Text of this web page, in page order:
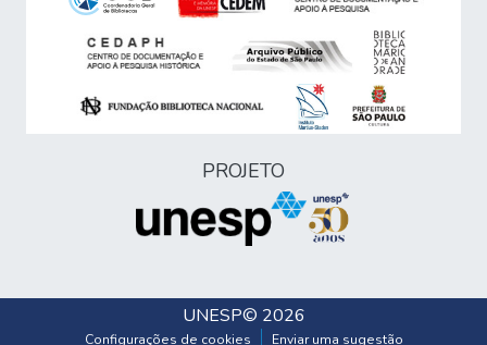
PROJETO
UNESP© 2026
Configurações de cookies Enviar uma sugestão